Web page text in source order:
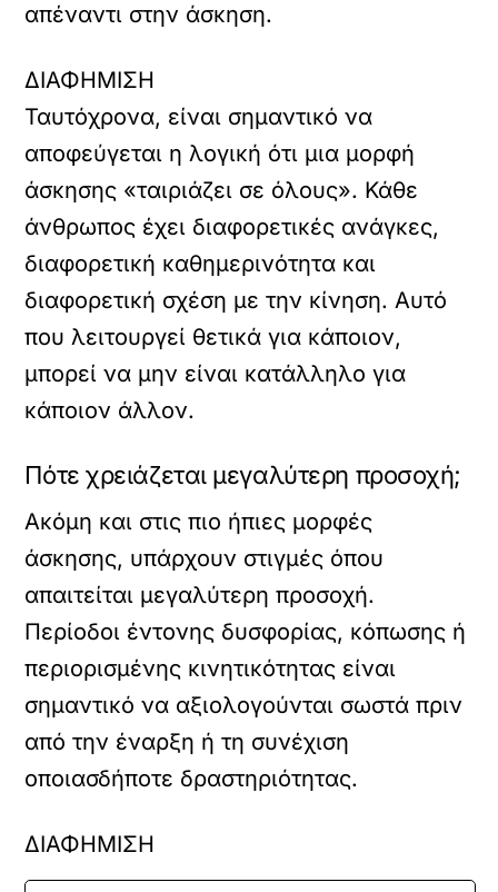
απέναντι στην άσκηση.
ΔΙΑΦΗΜΙΣΗ
Ταυτόχρονα, είναι σημαντικό να
αποφεύγεται η λογική ότι μια μορφή
άσκησης «ταιριάζει σε όλους». Κάθε
άνθρωπος έχει διαφορετικές ανάγκες,
διαφορετική καθημερινότητα και
διαφορετική σχέση με την κίνηση. Αυτό
που λειτουργεί θετικά για κάποιον,
μπορεί να μην είναι κατάλληλο για
κάποιον άλλον.
Πότε χρειάζεται μεγαλύτερη προσοχή;
Ακόμη και στις πιο ήπιες μορφές
άσκησης, υπάρχουν στιγμές όπου
απαιτείται μεγαλύτερη προσοχή.
Περίοδοι έντονης δυσφορίας, κόπωσης ή
περιορισμένης κινητικότητας είναι
σημαντικό να αξιολογούνται σωστά πριν
από την έναρξη ή τη συνέχιση
οποιασδήποτε δραστηριότητας.
ΔΙΑΦΗΜΙΣΗ